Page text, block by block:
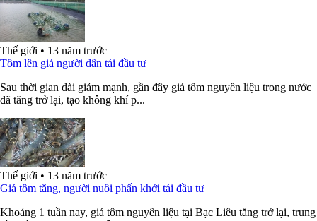
Thế giới • 13 năm trước
Tôm lên giá người dân tái đầu tư
Sau thời gian dài giảm mạnh, gần đây giá tôm nguyên liệu trong nước
đã tăng trở lại, tạo không khí p...
Thế giới • 13 năm trước
Giá tôm tăng, người nuôi phấn khởi tái đầu tư
Khoảng 1 tuần nay, giá tôm nguyên liệu tại Bạc Liêu tăng trở lại, trung